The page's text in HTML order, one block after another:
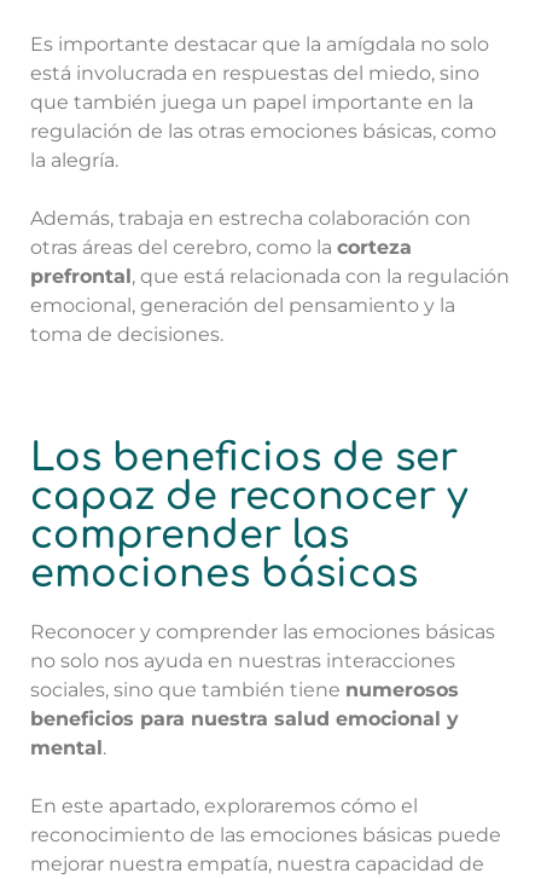
Es importante destacar que la amígdala no solo
está involucrada en respuestas del miedo, sino
que también juega un papel importante en la
regulación de las otras emociones básicas, como
la alegría.
Además, trabaja en estrecha colaboración con
otras áreas del cerebro, como la corteza
prefrontal , que está relacionada con la regulación
emocional, generación del pensamiento y la
toma de decisiones.
Los beneficios de ser
capaz de reconocer y
comprender las
emociones básicas
Reconocer y comprender las emociones básicas
no solo nos ayuda en nuestras interacciones
sociales, sino que también tiene numerosos
beneficios para nuestra salud emocional y
mental .
En este apartado, exploraremos cómo el
reconocimiento de las emociones básicas puede
mejorar nuestra empatía, nuestra capacidad de